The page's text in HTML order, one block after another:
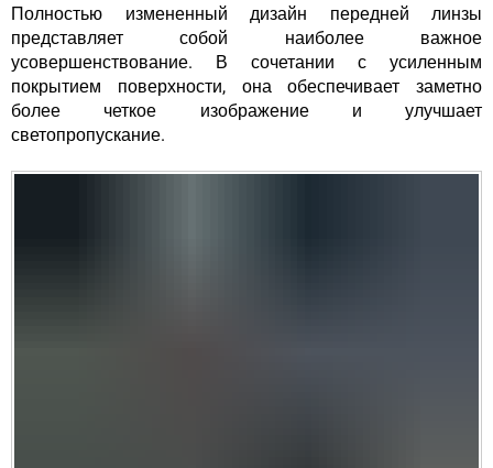
Полностью измененный дизайн передней линзы
представляет собой наиболее важное
усовершенствование. В сочетании с усиленным
покрытием поверхности, она обеспечивает заметно
более четкое изображение и улучшает
светопропускание.